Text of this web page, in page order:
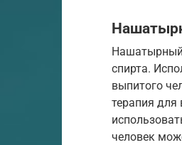
Нашатырный
спирта.
выпитого
терапия
человек